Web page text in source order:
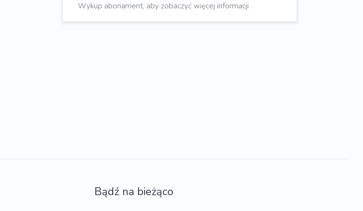
Wykup abonament, aby zobaczyć więcej informacji
Bądź na bieżąco